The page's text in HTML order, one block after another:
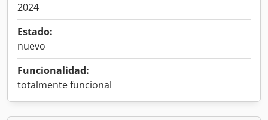
2024
Estado:
nuevo
Funcionalidad:
totalmente funcional